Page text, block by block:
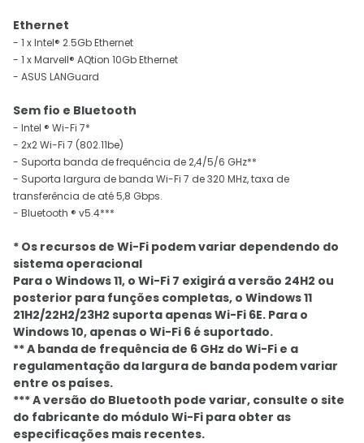
Ethernet
- 1 x Intel® 2.5Gb Ethernet
- 1 x Marvell® AQtion 10Gb Ethernet
- ASUS LANGuard
Sem fio e Bluetooth
- Intel ® Wi-Fi 7*
- 2x2 Wi-Fi 7 (802.11be)
- Suporta banda de frequência de 2,4/5/6 GHz**
- Suporta largura de banda Wi-Fi 7 de 320 MHz, taxa de
transferência de até 5,8 Gbps.
- Bluetooth ® v5.4***
* Os recursos de Wi-Fi podem variar dependendo do
sistema operacional
Para o Windows 11, o Wi-Fi 7 exigirá a versão 24H2 ou
posterior para funções completas, o Windows 11
21H2/22H2/23H2 suporta apenas Wi-Fi 6E. Para o
Windows 10, apenas o Wi-Fi 6 é suportado.
** A banda de frequência de 6 GHz do Wi-Fi e a
regulamentação da largura de banda podem variar
entre os países.
*** A versão do Bluetooth pode variar, consulte o site
do fabricante do módulo Wi-Fi para obter as
especificações mais recentes.